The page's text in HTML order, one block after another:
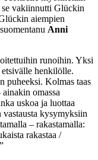
vakiinnutti Glückin
aiempien
Anni
runoihin. Yksi
etsivälle henkilölle.
puheeksi. Kolmas taas
omassa
uskoa ja luottaa
vastausta kysymyksiin
– rakastamalla:
rakastaa /